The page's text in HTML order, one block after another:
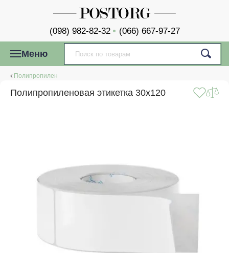
(098) 982-82-32 (066) 667-97-27
Меню
Полипропилен
Полипропиленовая этикетка 30x120